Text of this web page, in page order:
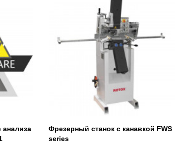
анализа
Фрезерный станок с канавкой FWS
series